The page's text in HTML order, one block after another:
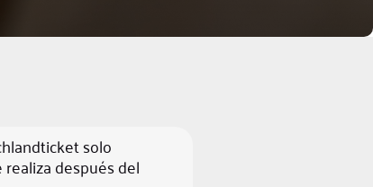
solo
después del